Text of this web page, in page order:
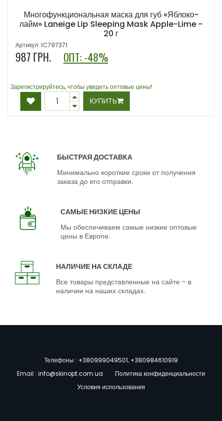
Многофункциональная маска для губ «Яблоко-
лайм» Laneige Lip Sleeping Mask Apple-Lime -
20 г
Артикул: IC797371
987 ГРН. ОПТ: -48%
Зарегистрируйтесь, чтобы увидеть оптовые цены!
КУПИТЬ
БЫСТРАЯ ДОСТАВКА
Минимально короткие сроки от получения
заказа до его отправки.
САМЫЕ НИЗКИЕ ЦЕНЫ
Мы обеспечиваем самые низкие оптовые
цены в Европе.
НАЛИЧИЕ НА СКЛАДЕ
Все товары представленные на сайте - в
наличии на наших складах.
Телефоны : +380999049501, +380984610919
Email : info@skinopt.com.ua
Политика конфиденциальности
Условия использования